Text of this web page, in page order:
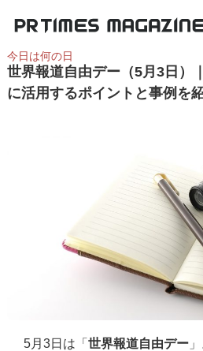
今日は何の日
世界報道自由デー（5月3日）
に活用するポイントと事例を
5月3日は「 世界報道自由デー